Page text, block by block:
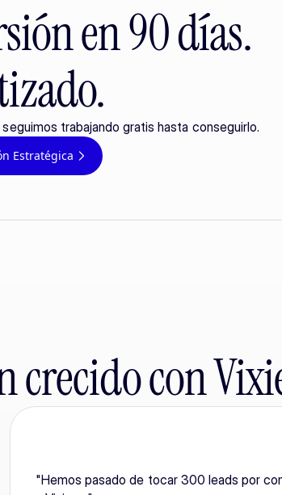
en 90 días.
trabajando gratis hasta conseguirlo.
Estratégica
crecido con
"Hemos pasado de tocar 300 leads por